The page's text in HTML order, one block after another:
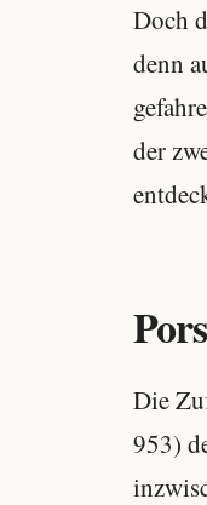
Doch
denn
der
Die
953)